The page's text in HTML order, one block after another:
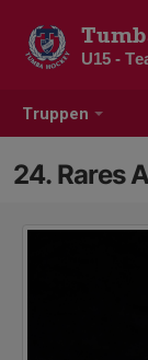
Truppen
U15 -
24. Rares